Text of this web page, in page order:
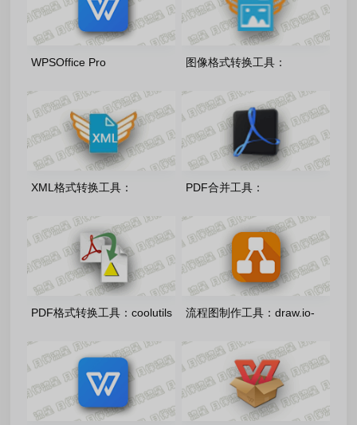
WPSOffice Pro
雨糖科技特别版
图像格式转换工具：
多语言便携版
XML格式转换工具：
Converter 3.2.0.203 多语言
便携版
PDF合并工具：
多语言便携版
PDF格式转换工具：coolutils
多语言便携版
流程图制作工具：draw.io-